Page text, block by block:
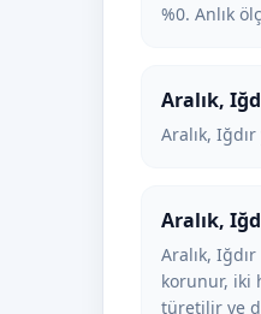
%0. Anlık
Aralık,
Aralık,
Aralık,
Aralık,
korunur, iki
türetilir ve